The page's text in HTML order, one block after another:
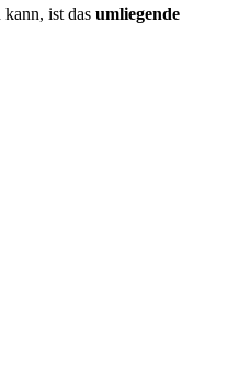
kann, ist das umliegende